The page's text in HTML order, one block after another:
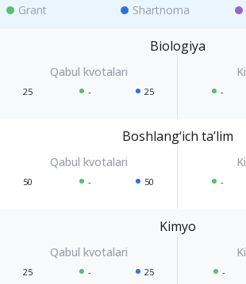
Grant Shartnoma
Biologiya
25 - 25 -
Boshlang‘ich ta’lim
50 - 50 -
Kimyo
25 - 25 -